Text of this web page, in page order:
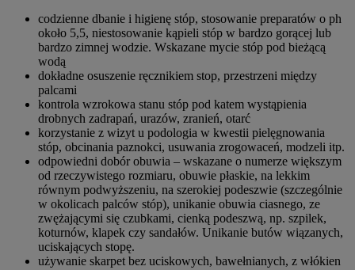
codzienne dbanie i higienę stóp, stosowanie preparatów o ph
około 5,5, niestosowanie kąpieli stóp w bardzo gorącej lub
bardzo zimnej wodzie. Wskazane mycie stóp pod bieżącą
wodą
dokładne osuszenie ręcznikiem stop, przestrzeni między
palcami
kontrola wzrokowa stanu stóp pod katem wystąpienia
drobnych zadrapań, urazów, zranień, otarć
korzystanie z wizyt u podologia w kwestii pielęgnowania
stóp, obcinania paznokci, usuwania zrogowaceń, modzeli itp.
odpowiedni dobór obuwia – wskazane o numerze większym
od rzeczywistego rozmiaru, obuwie płaskie, na lekkim
równym podwyższeniu, na szerokiej podeszwie (szczególnie
w okolicach palców stóp), unikanie obuwia ciasnego, ze
zwężającymi się czubkami, cienką podeszwą, np. szpilek,
koturnów, klapek czy sandałów. Unikanie butów wiązanych,
uciskających stopę.
używanie skarpet bez uciskowych, bawełnianych, z włókien